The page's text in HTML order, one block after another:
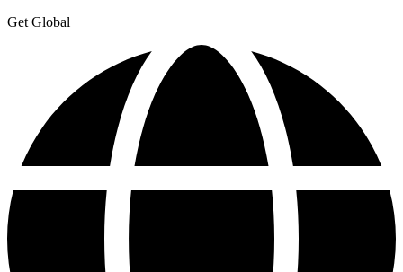
Get Global